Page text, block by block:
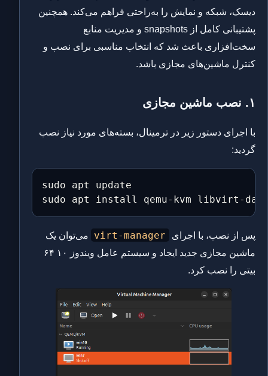
دیسک، شبکه و نمایش را به‌راحتی فراهم می‌کند. همچنین
پشتیبانی کامل از snapshots و مدیریت منابع
سخت‌افزاری باعث شد که انتخاب مناسبی برای نصب و
کنترل ماشین‌های مجازی باشد.
۱. نصب ماشین مجازی
با اجرای دستور زیر در ترمینال، بسته‌های مورد نیاز نصب
گردید:
sudo apt update
sudo apt install qemu-kvm libvirt-
پس از نصب، با اجرای virt-manager
می‌توان یک
ماشین مجازی جدید ایجاد و سیستم عامل ویندوز ۱۰ ۶۴
بیتی را نصب کرد.